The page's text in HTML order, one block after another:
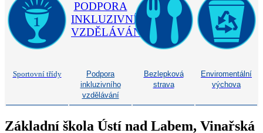
Sportovní třídy
Podpora
inkluzivního
vzdělávání
Bezlepková
strava
Enviromentální
výchova
Základní škola Ústí nad Labem, Vinařská